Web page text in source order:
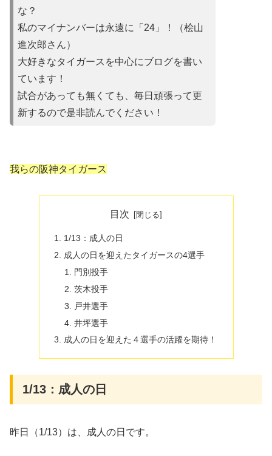
な？
私のマイナンバーは永遠に「24」！（桧山
進次郎さん）
大好きなタイガースを中心にブログを書い
ています！
試合があって も無くても、毎日頑張って更
新するので是非読んでください！
我らの阪神タイガース
目次
1/13：成人の日
成人の日を迎えたタイガースの4選手
門別投手
茨木投手
戸井選手
井坪選手
成人の日を迎えた４選手の活躍を期待！
1/13：成人の日
昨日（1/13）は、成人の日です。